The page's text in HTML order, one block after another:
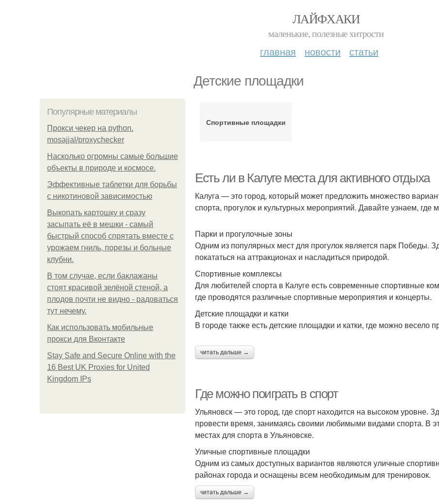
ЛАЙФХАКИ
маленькие, полезные хитрости
главная новости статьи
Детские площадки
Популярные материалы
Прокси чекер на python.
mosajjal/proxychecker
Насколько огромны самые большие
объекты в природе и космосе.
Эффективные таблетки для борьбы
с никотиновой зависимостью
Выкопать картошку и сразу
засыпать её в мешки - самый
быстрый способ спрятать вместе с
урожаем гниль, порезы и больные
клубни.
В том случае, если баклажаны
стоят красивой зелёной стеной, а
плодов почти не видно - радоваться
тут нечему.
Как использовать мобильные
прокси для Вконтакте
Stay Safe and Secure Online with the
16 Best UK Proxies for United
Kingdom IPs
Спортивные площадки
Есть ли в Калуге места для активного отдыха
Калуга — это город, который может предложить множество
спорта, прогулок и культурных мероприятий. Давайте узнаем,
Парки и прогулочные зоны
Одним из популярных мест для прогулок является парк Победы.
покататься на аттракционах и насладиться природой.
Спортивные комплексы
Для любителей спорта в Калуге есть современные спортивные
где проводятся различные спортивные мероприятия и концерты.
Детские площадки и катки
В городе также есть детские площадки и катки, где можно весело
читать дальше →
Где можно поиграть в спорт
Ульяновск — это город, где спорт находится на высоком уровне.
провести время, занимаясь своими любимыми видами спорта. В
местах для спорта в Ульяновске.
Уличные спортивные площадки
Одним из самых доступных вариантов являются уличные
районах города и оснащены всем необходимым для тренировок.
читать дальше →